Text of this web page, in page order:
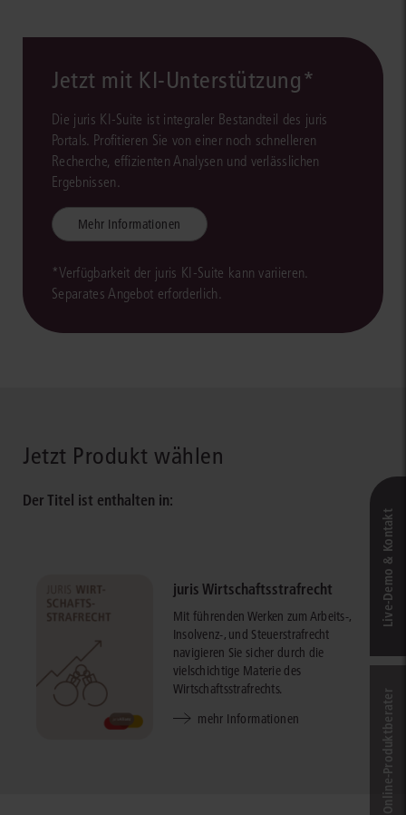
Jetzt mit KI-Unterstützung*
Die juris KI-Suite ist integraler Bestandteil des juris
Portals. Profitieren Sie von einer noch schnelleren
Recherche, effizienten Analysen und verlässlichen
Ergebnissen.
Mehr Informationen
*Verfügbarkeit der juris KI-Suite kann variieren.
Separates Angebot erforderlich.
Jetzt Produkt wählen
Der Titel ist enthalten in:
juris Wirtschaftsstrafrecht
Mit führenden Werken zum Arbeits-,
Insolvenz-, und Steuerstrafrecht
navigieren Sie sicher durch die
vielschichtige Materie des
Wirtschaftsstrafrechts.
mehr Informationen
Live‑Demo & Kontakt
Online-Produkt­berater